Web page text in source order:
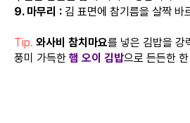
9. 마무리 : 김 표면에 참기름을 살짝 바
Tip. 와사비 참치마요를 넣은 김밥을 강
풍미 가득한 햄 오이 김밥으로 든든한